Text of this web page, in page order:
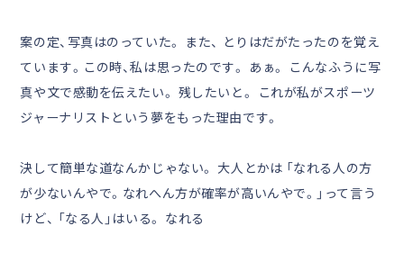
案の定、写真はのっていた。 また、 とりはだがたったのを覚え
ています。この時、私は思ったのです。 あぁ。 こんなふうに写
真や文で感動を伝えたい。 残したいと。 これが私がスポーツ
ジャーナリストという夢をもった理由です。
決して簡単な道なんかじゃない。 大人とかは 「なれる人の方
が少ないんやで。なれへん方が確率が高いんやで。」って言う
けど、 「なる人」はいる。 なれる